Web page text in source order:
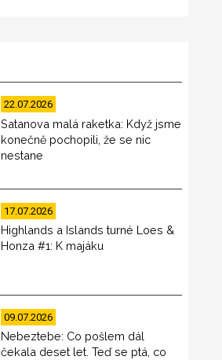
22.07.2026
Satanova malá raketka: Když jsme
konečně pochopili, že se nic
nestane
17.07.2026
Highlands a Islands turné Loes &
Honza #1: K majáku
09.07.2026
Nebeztebe: Co pošlem dál
čekala deset let. Teď se ptá, co